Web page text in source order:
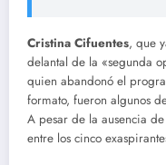
Cristina Cifuentes, que
delantal de la «segunda
quien abandonó el
formato, fueron algunos
A pesar de la ausencia
entre los cinco